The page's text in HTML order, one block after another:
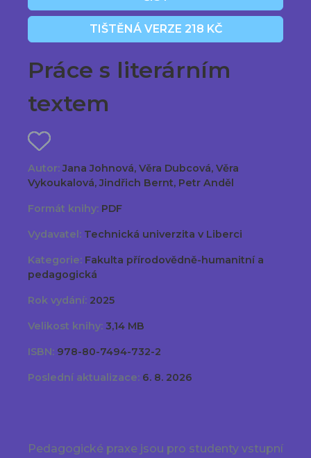
TIŠTĚNÁ VERZE 218 KČ
Práce s literárním
textem
Autor:Jana Johnová, Věra Dubcová, Věra
Vykoukalová, Jindřich Bernt, Petr Anděl
Formát knihy: PDF
Vydavatel: Technická univerzita v Liberci
Kategorie: Fakulta přírodovědně-humanitní a
pedagogická
Rok vydání: 2025
Velikost knihy: 3,14 MB
ISBN: 978-80-7494-732-2
Poslední aktualizace: 6. 8. 2026
Pedagogické praxe jsou pro studenty vstupní